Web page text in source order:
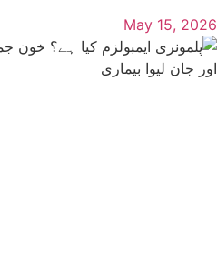
May 15, 2026